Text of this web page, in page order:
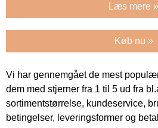
Læs mere »
Køb nu »
Vi har gennemgået de mest
dem med stjerner fra 1 til 5 ud fra
sortimentstørrelse, kundeservice,
betingelser, leveringsformer og